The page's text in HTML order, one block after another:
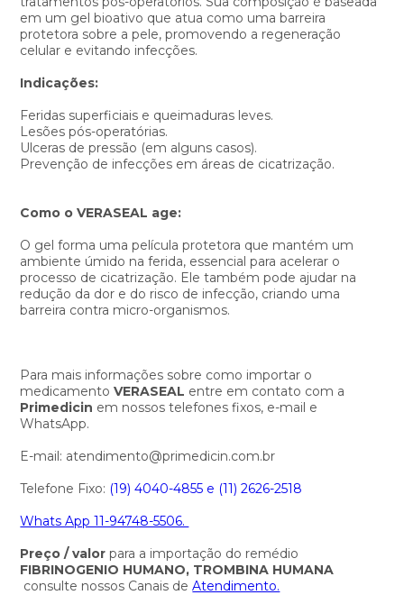
em um gel bioativo que atua como uma barreira
protetora sobre a pele, promovendo a regeneração
celular e evitando infecções.
Indicações:
Feridas superficiais e queimaduras leves.
Lesões pós-operatórias.
Ulceras de pressão (em alguns casos).
Prevenção de infecções em áreas de cicatrização.
Como o VERASEAL age:
O gel forma uma película protetora que mantém um
ambiente úmido na ferida, essencial para acelerar o
processo de cicatrização. Ele também pode ajudar na
redução da dor e do risco de infecção, criando uma
barreira contra micro-organismos.
Para mais informações sobre como importar o
medicamento VERASEAL entre em contato com a
Primedicin em nossos telefones fixos, e-mail e
WhatsApp.
E-mail: atendimento@primedicin.com.br
Telefone Fixo: (19) 4040-4855 e (11) 2626-2518
Whats App 11-94748-5506.
Preço / valor para a importação do remédio
FIBRINOGENIO HUMANO, TROMBINA HUMANA
consulte nossos Canais deAtendimento.